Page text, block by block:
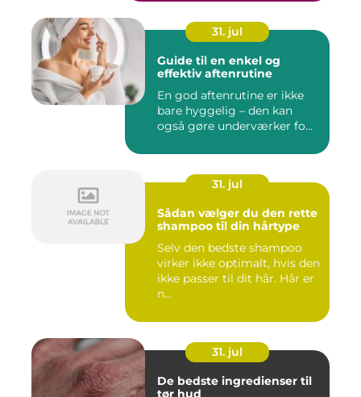
31. jul
Guide til en enkel og
effektiv aftenrutine
En god aftenrutine er ikke
bare hyggelig – den kan
også gøre underværker fo...
31. jul
Sådan vælger du den rette
shampoo til din hårtype
Selv den bedste shampoo
virker ikke optimalt, hvis den
ikke passer til dit hår. Hår er
n...
31. jul
De bedste ingredienser til
tør hud